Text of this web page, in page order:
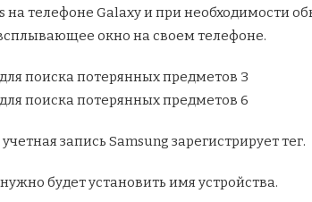
телефоне Galaxy и при необходимости
окно на своем телефоне.
запись Samsung зарегистрирует тег.
будет установить имя устройства.